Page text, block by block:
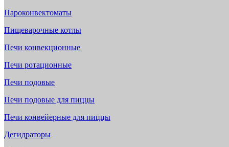
Пароконвектоматы
Пищеварочные котлы
Печи конвекционные
Печи ротационные
Печи подовые
Печи подовые для пиццы
Печи конвейерные для пиццы
Дегидраторы